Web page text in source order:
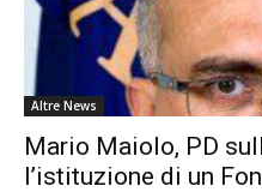
Altre News
Mario Maiolo, PD
l’istituzione di un